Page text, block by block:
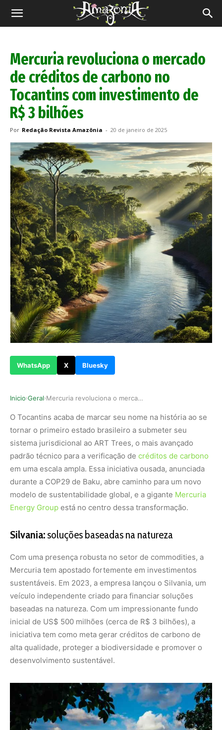
Revista
Mercuria revoluciona o mercado
de créditos de carbono no
Tocantins com investimento de
R$ 3 bilhões
Por Redação Revista Amazônia - 20 de janeiro de 2025
WhatsApp X Bluesky
Inicio›Geral› Mercuria revoluciona o mercado de créditos de c…
O Tocantins acaba de marcar seu nome na história ao se
tornar o primeiro estado brasileiro a submeter seu
sistema jurisdicional ao ART Trees, o mais avançado
padrão técnico para a verificação de créditos de carbono
em uma escala ampla. Essa iniciativa ousada, anunciada
durante a COP29 de Baku, abre caminho para um novo
modelo de sustentabilidade global, e a gigante Mercuria
Energy Group está no centro dessa transformação.
Silvania:soluções baseadas na natureza
Com uma presença robusta no setor de commodities, a
Mercuria tem apostado fortemente em investimentos
sustentáveis. Em 2023, a empresa lançou o Silvania, um
veículo independente criado para financiar soluções
baseadas na natureza. Com um impressionante fundo
inicial de US$ 500 milhões (cerca de R$ 3 bilhões), a
iniciativa tem como meta gerar créditos de carbono de
alta qualidade, proteger a biodiversidade e promover o
desenvolvimento sustentável.